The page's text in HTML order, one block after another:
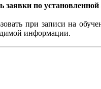
заявки по
при записи на
информации.